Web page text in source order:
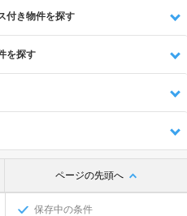
付き物件を探す
を探す
ページの先頭へ
保存中の条件